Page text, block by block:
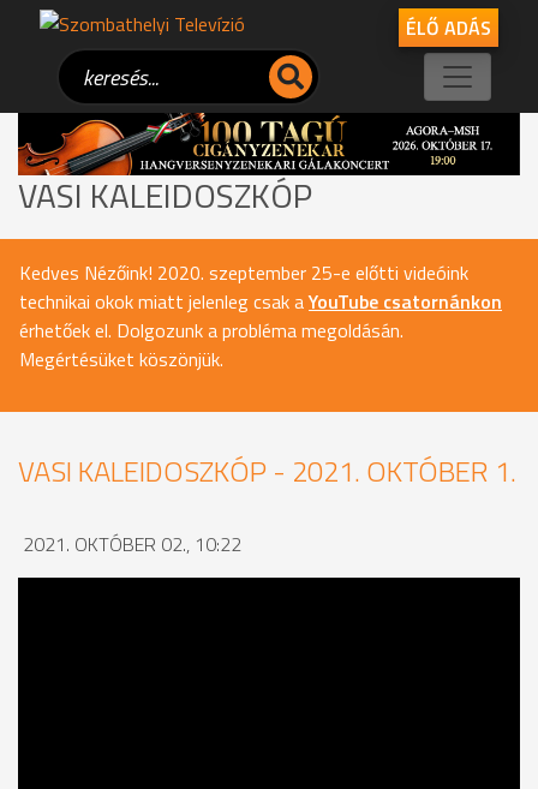
ÉLŐ ADÁS
VASI KALEIDOSZKÓP
Kedves Nézőink! 2020. szeptember 25-e előtti videóink
technikai okok miatt jelenleg csak aYouTube csatornánkon
érhetőek el. Dolgozunk a probléma megoldásán.
Megértésüket köszönjük.
VASI KALEIDOSZKÓP - 2021. OKTÓBER 1.
2021. OKTÓBER 02., 10:22